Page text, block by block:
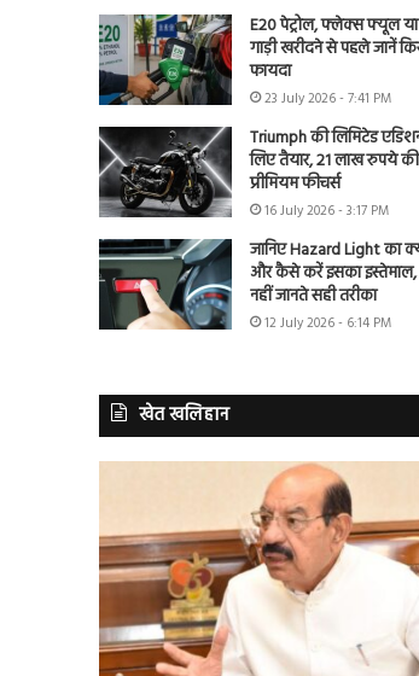
E20 पेट्रोल, फ्लेक्स फ्यूल
गाड़ी खरीदने से पहले जानें
फायदा
23 July 2026 - 7:41 PM
Triumph की लिमिटेड
लिए तैयार, 21 लाख रुपये
प्रीमियम फीचर्स
16 July 2026 - 3:17 PM
जानिए Hazard Light का
और कैसे करें इसका इस्तेमाल,
नहीं जानते सही तरीका
12 July 2026 - 6:14 PM
खेत खलिहान